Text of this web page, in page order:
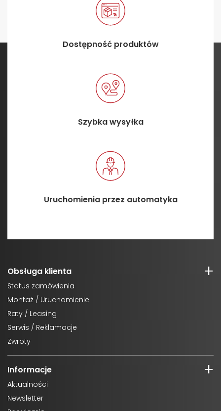
Dostępność produktów
Szybka wysyłka
Uruchomienia przez automatyka
Obsługa klienta
Status zamówienia
Montaż / Uruchomienie
Raty / Leasing
Serwis / Reklamacje
Zwroty
Informacje
Aktualności
Newsletter